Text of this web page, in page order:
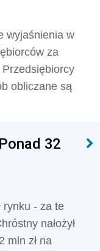
wyjaśnienia w
za
obliczane są
32
rynku - za te
nałożył
mln zł na